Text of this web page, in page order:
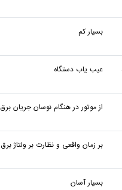
بسیار کم
عیب یاب دستگاه
از موتور در هنگام نوسان جریان برق
بر زمان واقعی و نظارت بر ولتاژ برق
بسیار آسان